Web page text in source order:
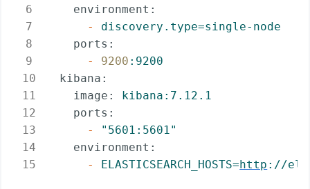
environment:
-
discovery.type=single-node
ports:
-
9200 :9200
kibana:
image:
kibana:7.12.1
ports:
-
"5601:5601"
environment:
-
ELASTICSEARCH_HOSTS=http ://